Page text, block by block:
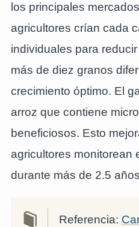
los principales
agricultores crían cada
individuales para
más de diez granos
crecimiento óptimo. El
arroz que contiene
beneficiosos. Esto
agricultores monitorean
durante más de 2.5
Referencia: